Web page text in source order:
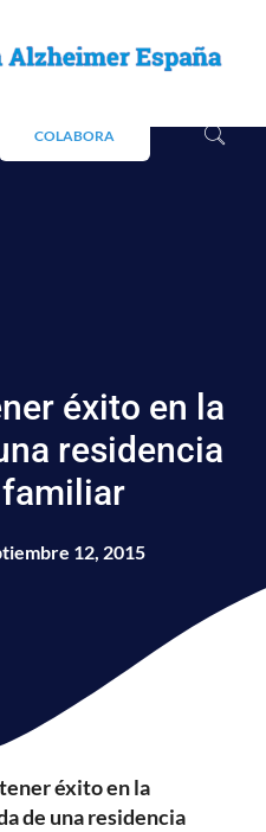
COLABORA
éxito en la
residencia
12, 2015
éxito en la
de una residencia